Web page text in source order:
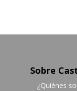
Sobre
¿Quiénes